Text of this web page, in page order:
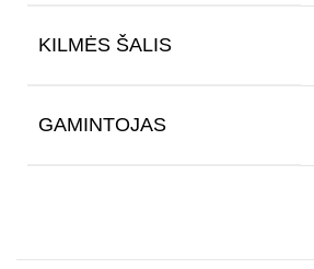
KILMĖS ŠALIS
GAMINTOJAS